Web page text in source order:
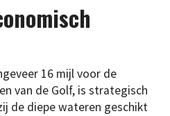
16 mijl voor de
van de Golf, is strategisch
de diepe wateren geschikt